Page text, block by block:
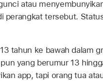
atau
perangkat tersebut.
tahun ke bawah dalam
yang berumur 13
app, tapi orang tua